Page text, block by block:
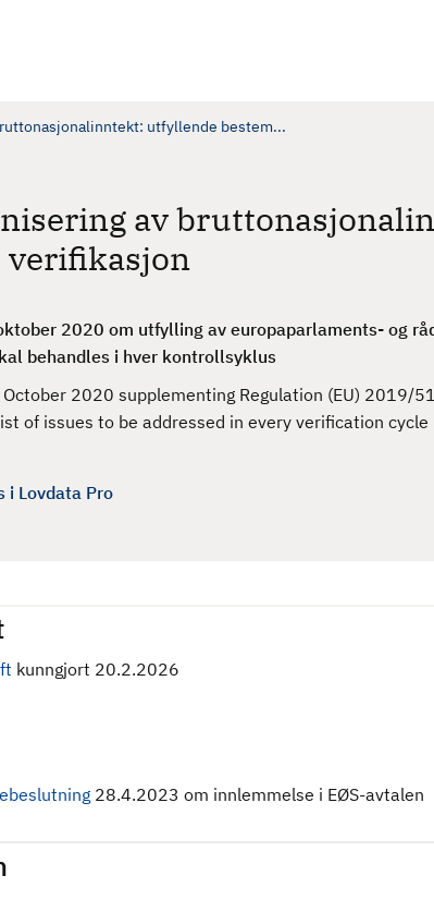
utfyllende bestem...
av
verifikasjon
2020 om utfylling av europaparlaments- og
behandles i hver kontrollsyklus
2020 supplementing Regulation (EU) 2019/
of issues to be addressed in every verification cycle
i Lovdata Pro
kunngjort 20.2.2026
28.4.2023 om innlemmelse i EØS-avtalen